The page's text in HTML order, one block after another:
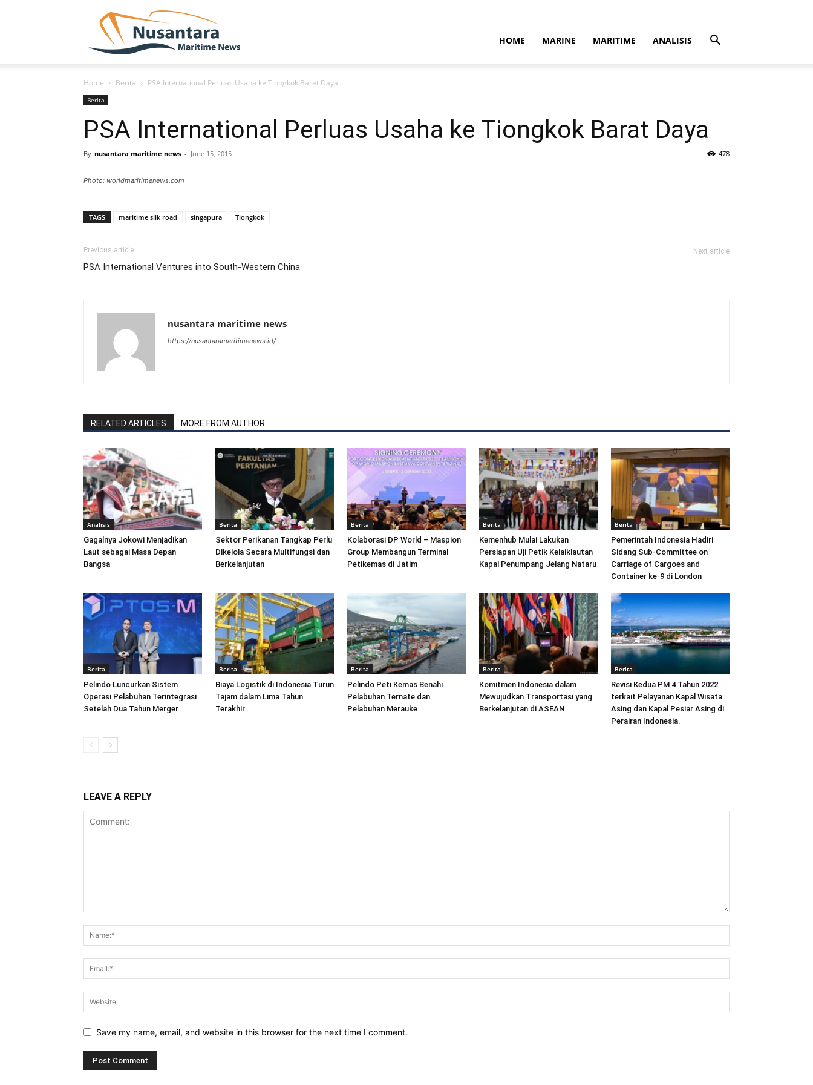
HOME MARINE MARITIME ANALISIS
Home Berita PSA International Perluas Usaha ke Tiongkok Barat Daya
Berita
PSA International Perluas Usaha ke Tiongkok Barat Daya
By nusantara maritime news - June 15, 2015 478
Photo: worldmaritimenews.com
TAGS maritime silk road singapura Tiongkok
Previous article
PSA International Ventures into South-Western China
Next article
nusantara maritime news
https://nusantaramaritimenews.id/
RELATED ARTICLES MORE FROM AUTHOR
Analisis
Gagalnya Jokowi Menjadikan
Laut sebagai Masa Depan
Bangsa
Berita
Sektor Perikanan Tangkap Perlu
Dikelola Secara Multifungsi dan
Berkelanjutan
Berita
Kolaborasi DP World – Maspion
Group Membangun Terminal
Petikemas di Jatim
Berita
Kemenhub Mulai Lakukan
Persiapan Uji Petik Kelaiklautan
Kapal Penumpang Jelang Nataru
Berita
Pemerintah Indonesia Hadiri
Sidang Sub-Committee on
Carriage of Cargoes and
Container ke-9 di London
Berita
Pelindo Luncurkan Sistem
Operasi Pelabuhan Terintegrasi
Setelah Dua Tahun Merger
Berita
Biaya Logistik di Indonesia Turun
Tajam dalam Lima Tahun
Terakhir
Berita
Pelindo Peti Kemas Benahi
Pelabuhan Ternate dan
Pelabuhan Merauke
Berita
Komitmen Indonesia dalam
Mewujudkan Transportasi yang
Berkelanjutan di ASEAN
Berita
Revisi Kedua PM 4 Tahun 2022
terkait Pelayanan Kapal Wisata
Asing dan Kapal Pesiar Asing di
Perairan Indonesia.
LEAVE A REPLY
Save my name, email, and website in this browser for the next time I comment.